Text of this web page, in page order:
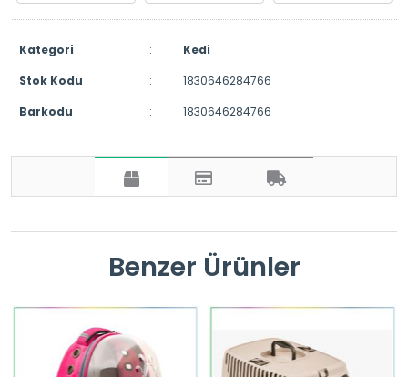
Kategori :
Kedi
Stok Kodu
:
1830646284766
Barkodu
: 1830646284766
Benzer Ürünler